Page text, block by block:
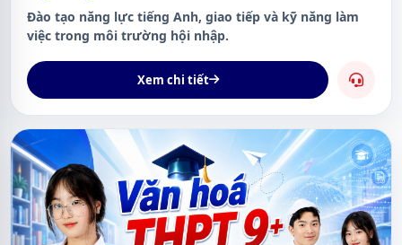
Đào tạo năng lực tiếng Anh, giao tiếp và kỹ năng làm
việc trong môi trường hội nhập.
Xem chi tiết